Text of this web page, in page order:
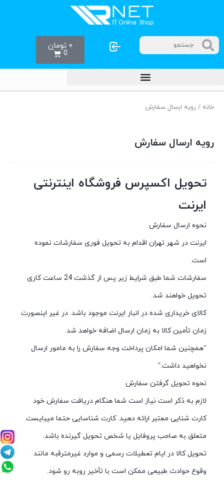
۰ تومان
0
خانه / رویه ارسال سفارش
رویه ارسال سفارش
تحویل اکسپرس فروشگاه اینترنتی
ایرنت
نحوه ارسال سفارش
ایرنت در شهر تهران اقدام به تحویل فوری سفارشات نموده
است.
سفارشات شما طبق شرایط زیر پس از گذشت 24 ساعت کاری
تحویل خواهند شد.
کالای خریداری شده در انبار ایرنت موجود باشد. در غیر اینصورت
زمان تأمین کالا به زمان ارسال اضافه خواهد شد.
“همچنین شما امکان پرداخت وجه سفارش را به مامور ارسال
نخواهید داشت.”
نحوه تحویل گرفتن سفارش
لازم به ذکر است نیاز است شما هنگام دریافت سفارش خود
کارت شنایی معتبر ارائه دهید. کارت شناسایی حتما میبایست
متعلق به صاحب پروفایل یا شخص تحویل گیرنده باشد.
تحویل کالا در ایام تعطیلات رسمی و موارد غیرمترقبه مانند
وقوع حوادث طبیعی ممکن است با تأخیر روبه رو شود.